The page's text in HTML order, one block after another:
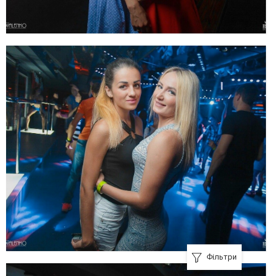
Фільтри